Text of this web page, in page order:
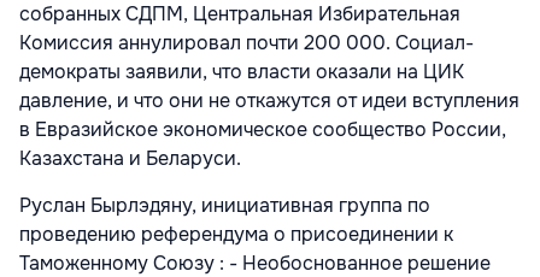
собранных СДПМ, Центральная Избирательная
Комиссия аннулировал почти 200 000. Социал-
демократы заявили, что власти оказали на ЦИК
давление, и что они не откажутся от идеи вступления
в Евразийское экономическое сообщество России,
Казахстана и Беларуси.
Руслан Бырлэдяну, инициативная группа по
проведению референдума о присоединении к
Таможенному Союзу : - Необоснованное решение